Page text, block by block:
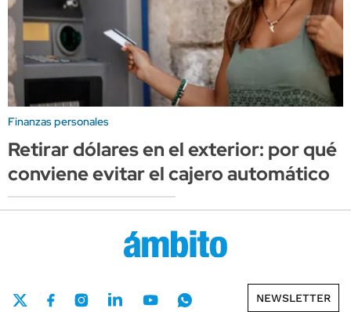
Finanzas personales
Retirar dólares en el exterior: por qué
conviene evitar el cajero automático
NEWSLETTER